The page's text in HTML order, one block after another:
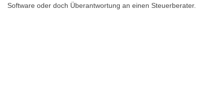
Software oder doch Überantwortung an einen Steuerberater.